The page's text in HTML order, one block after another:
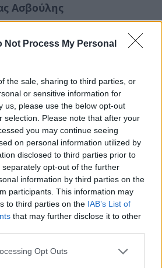
Not Process My Personal
the sale, sharing to third parties, or
or sensitive information for
us, please use the below opt-out
selection. Please note that after your
you may continue seeing
on personal information utilized by
disclosed to third parties prior to
opt-out of the further
information by third parties on the
participants. This information may
to third parties on the IAB’s List of
that may further disclose it to other
Opt Outs
Ασβούλης
2 - Det store dyret